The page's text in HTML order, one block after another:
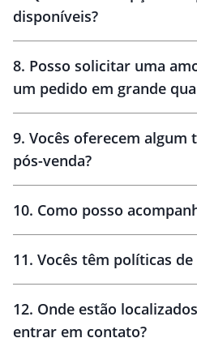
10 dias
disponíveis?
8. Posso solicitar uma
um pedido em grande
9. Vocês oferecem algum
pós-venda?
10. Como posso
11. Vocês têm políticas
30 dias
12. Onde estão
entrar em contato?